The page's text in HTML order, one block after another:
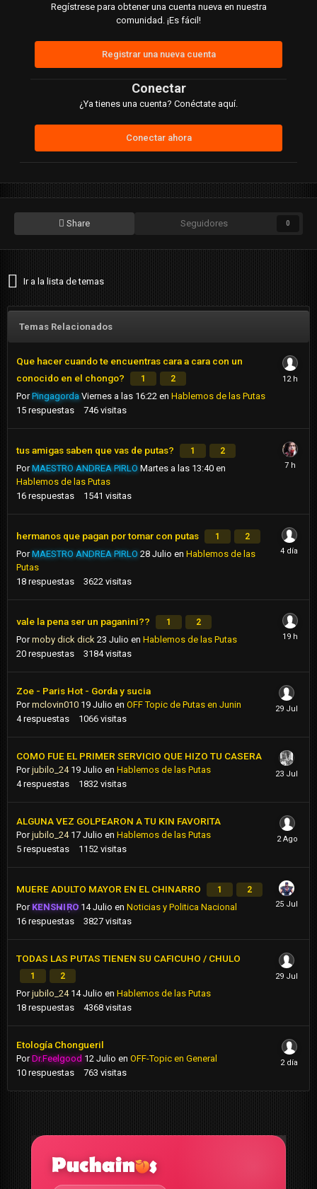
Regístrese para obtener una cuenta nueva en nuestra
comunidad. ¡Es fácil!
Registrar una nueva cuenta
Conectar
¿Ya tienes una cuenta? Conéctate aquí.
Conectar ahora
Share Seguidores 0
Ir a la lista de temas
Temas Relacionados
Que hacer cuando te encuentras cara a cara con un
conocido en el chongo?
1 2
PorPingagorda Viernes a las 16:22 en Hablemos de las Putas
15 respuestas 746 visitas
tus amigas saben que vas de putas? 1 2
PorMAESTRO ANDREA PIRLO Martes a las 13:40 en
Hablemos de las Putas
16 respuestas 1541 visitas
hermanos que pagan por tomar con putas 1 2
PorMAESTRO ANDREA PIRLO 28 Julio en Hablemos de las
Putas
18 respuestas 3622 visitas
vale la pena ser un paganini?? 1 2
Pormoby dick dick 23 Julio en Hablemos de las Putas
20 respuestas 3184 visitas
Zoe - Paris Hot - Gorda y sucia
Pormclovin010 19 Julio en OFF Topic de Putas en Junin
4 respuestas 1066 visitas
COMO FUE EL PRIMER SERVICIO QUE HIZO TU CASERA
Porjubilo_24 19 Julio en Hablemos de las Putas
4 respuestas 1832 visitas
ALGUNA VEZ GOLPEARON A TU KIN FAVORITA
Porjubilo_24 17 Julio en Hablemos de las Putas
5 respuestas 1152 visitas
MUERE ADULTO MAYOR EN EL CHINARRO 1 2
Por KENSHIRO 14 Julio enNoticias y Politica Nacional
16 respuestas 3827 visitas
TODAS LAS PUTAS TIENEN SU CAFICUHO / CHULO
1 2
Porjubilo_24 14 Julio en Hablemos de las Putas
18 respuestas 4368 visitas
Etología Chongueril
PorDr.Feelgood 12 Julio en OFF-Topic en General
10 respuestas 763 visitas